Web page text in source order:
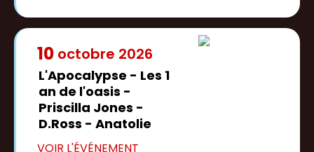
10 octobre 2026
L'Apocalypse - Les 1
an de l'oasis -
Priscilla Jones -
D.Ross - Anatolie